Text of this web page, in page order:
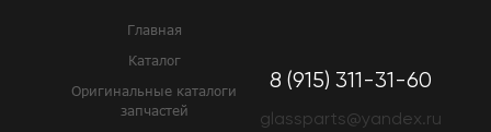
Главная
Каталог
Оригинальные каталоги
запчастей
8 (915) 311-31-60
glassparts@yandex.ru